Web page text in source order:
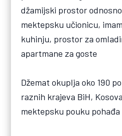
džamijski prostor
mektepsku učionicu,
kuhinju, prostor za
apartmane za goste
Džemat okuplja oko 190
raznih krajeva BiH,
mektepsku pouku pohađa